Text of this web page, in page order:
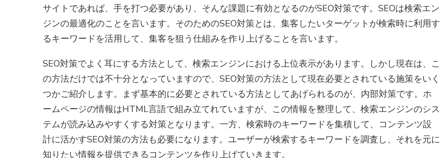
サイトであれば、手を打つ必要があり、そんな課題に有効となるのがSEO対策です。SEOは検索エン
ジンの最適化のことを言います。そのためのSEO対策とは、集客したいターゲットが検索時に利用す
るキーワードを活用して、集客を狙う仕組みを作り上げることを言います。
SEO対策でよく耳にする方法として、検索エンジンにおける上位表示があります。しかし現在は、こ
の方法だけでは不十分となっていますので、SEO対策の方法として現在必要とされている施策をいく
つかご紹介します。まず基本的に必要とされている方法としてあげられるのが、内部対策です。ホ
ームページの情報はHTML言語で組み立てれていますが、この情報を整理して、検索エンジンのシス
テムが読み込みやすくする対策となります。一方、検索時のキーワードを集積して、コンテンツ設
計に活かすSEO対策の方法も必要になります。ユーザーが検索するキーワードを調査し、それを元に
知りたい情報を提供できるコンテンツを作り上げていきます。